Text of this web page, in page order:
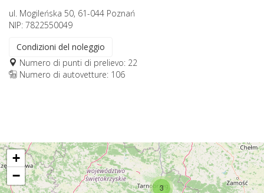
ul. Mogileńska 50, 61-044 Poznań
NIP: 7822550049
Condizioni del noleggio
Numero di punti di prelievo: 22
Numero di autovetture: 106
3
+
−